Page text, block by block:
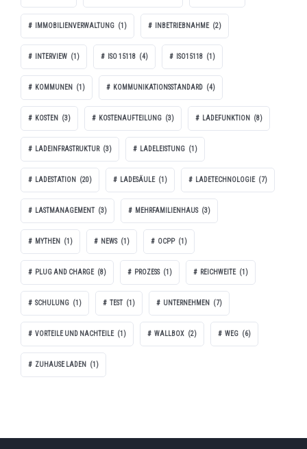
IMMOBILIENVERWALTUNG (1) INBETRIEBNAHME (2)
INTERVIEW (1) ISO 15118 (4) ISO15118 (1)
KOMMUNEN (1) KOMMUNIKATIONSSTANDARD (4)
KOSTEN (3) KOSTENAUFTEILUNG (3) LADEFUNKTION (8)
LADEINFRASTRUKTUR (3) LADELEISTUNG (1)
LADESTATION (20) LADESÄULE (1) LADETECHNOLOGIE (7)
LASTMANAGEMENT (3) MEHRFAMILIENHAUS (3)
MYTHEN (1) NEWS (1) OCPP (1)
PLUG AND CHARGE (8) PROZESS (1) REICHWEITE (1)
SCHULUNG (1) TEST (1) UNTERNEHMEN (7)
VORTEILE UND NACHTEILE (1) WALLBOX (2) WEG (6)
ZUHAUSE LADEN (1)